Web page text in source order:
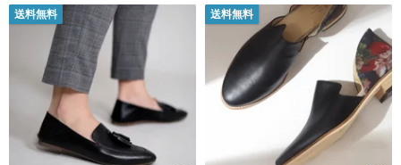
送料無料 送料無料